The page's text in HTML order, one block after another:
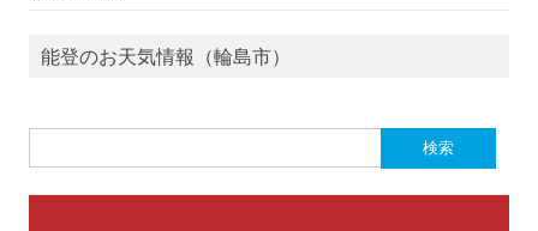
能登のお天気情報（輪島市）
索: